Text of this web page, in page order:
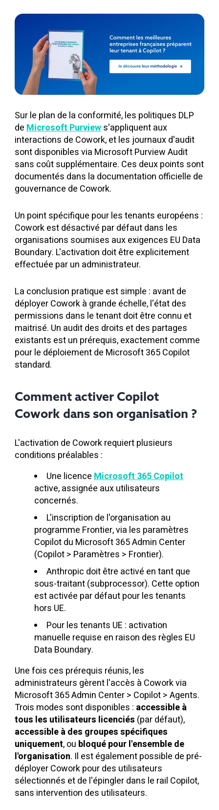
Sur le plan de la conformité, les politiques DLP
deMicrosoft Purviews'appliquent aux
interactions de Cowork, et les journaux d'audit
sont disponibles via Microsoft Purview Audit
sans coût supplémentaire. Ces deux points sont
documentés dans la documentation officielle de
gouvernance de Cowork.
Un point spécifique pour les tenants européens :
Cowork est désactivé par défaut dans les
organisations soumises aux exigences EU Data
Boundary. L'activation doit être explicitement
effectuée par un administrateur.
La conclusion pratique est simple : avant de
déployer Cowork à grande échelle, l'état des
permissions dans le tenant doit être connu et
maitrisé. Un audit des droits et des partages
existants est un prérequis, exactement comme
pour le déploiement de Microsoft 365 Copilot
standard.
Comment activer Copilot
Cowork dans son organisation ?
L'activation de Cowork requiert plusieurs
conditions préalables :
Une licenceMicrosoft 365 Copilot
active, assignée aux utilisateurs
concernés.
L'inscription de l'organisation au
programme Frontier, via les paramètres
Copilot du Microsoft 365 Admin Center
(Copilot > Paramètres > Frontier).
Anthropic doit être activé en tant que
sous-traitant (subprocessor). Cette option
est activée par défaut pour les tenants
hors UE.
Pour les tenants UE : activation
manuelle requise en raison des règles EU
Data Boundary.
Une fois ces prérequis réunis, les
administrateurs gèrent l'accès à Cowork via
Microsoft 365 Admin Center > Copilot > Agents.
Trois modes sont disponibles : accessible à
tous les utilisateurs licenciés (par défaut),
accessible à des groupes spécifiques
uniquement, ou bloqué pour l'ensemble de
l'organisation. Il est également possible de pré-
déployer Cowork pour des utilisateurs
sélectionnés et de l'épingler dans le rail Copilot,
sans intervention des utilisateurs.